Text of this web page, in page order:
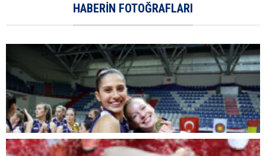
HABERIN FOTOĞRAFLARI